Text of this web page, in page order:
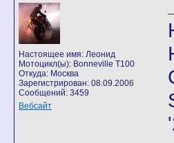
Настоящее имя: Леонид
Мотоцикл(ы): Bonneville T100
Откуда: Москва
Зарегистрирован: 08.09.2006
Сообщений: 3459
Вебсайт